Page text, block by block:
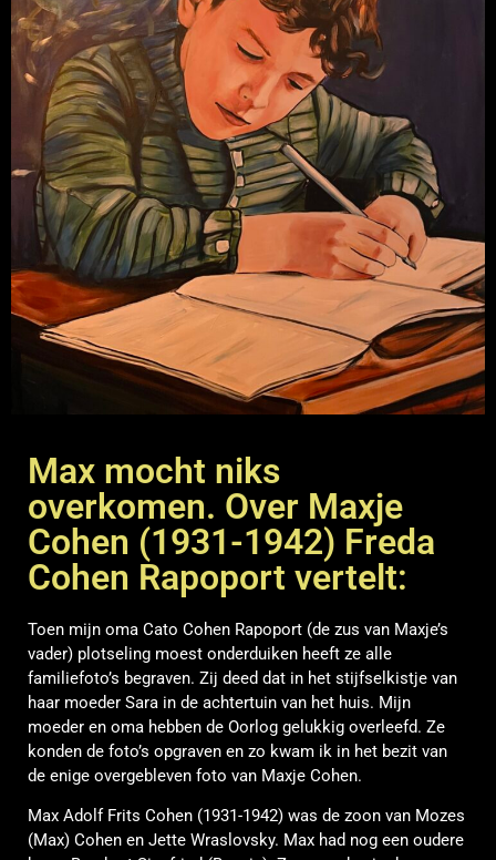
Max mocht niks
overkomen. Over Maxje
Cohen (1931-1942) Freda
Cohen Rapoport vertelt:
Toen mijn oma Cato Cohen Rapoport (de zus van Maxje’s
vader) plotseling moest onderduiken heeft ze alle
familiefoto’s begraven. Zij deed dat in het stijfselkistje van
haar moeder Sara in de achtertuin van het huis. Mijn
moeder en oma hebben de Oorlog gelukkig overleefd. Ze
konden de foto’s opgraven en zo kwam ik in het bezit van
de enige overgebleven foto van Maxje Cohen.
Max Adolf Frits Cohen (1931-1942) was de zoon van Mozes
(Max) Cohen en Jette Wraslovsky. Max had nog een oudere